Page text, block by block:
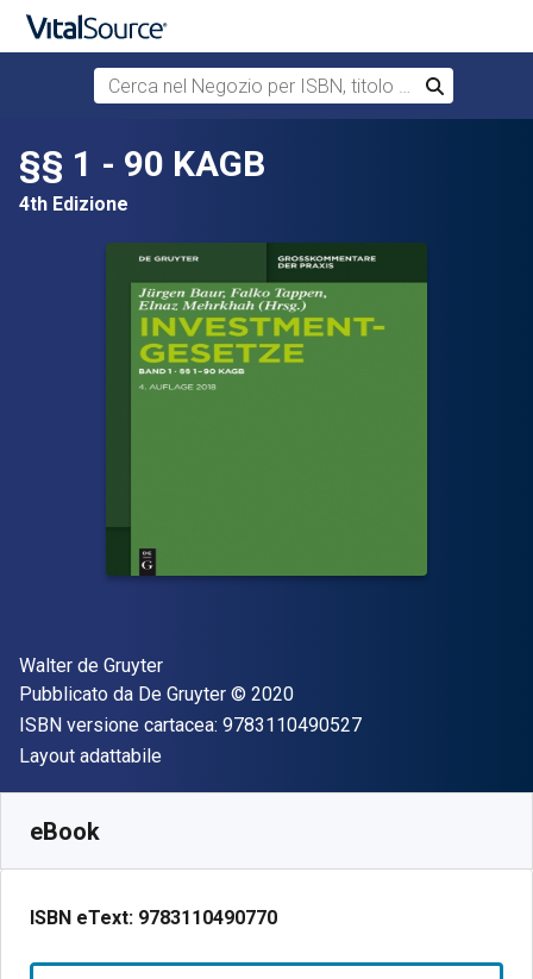
Cerca nel Negozio per ISBN, titolo o autore
Cerca
§§ 1 - 90 KAGB
4th Edizione
Autore(i)
Walter de Gruyter
Editore
Pubblicato da De Gruyter Copyright
© 2020
ISBN versione cartacea: 9783110490527"ISBN-13
Formato
Layout adattabile
eBook
ISBN eText: 9783110490770